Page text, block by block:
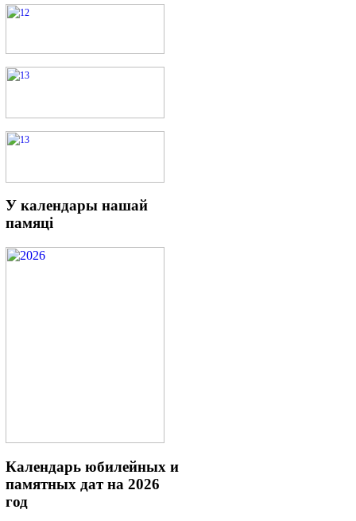
У календары нашай
памяці
Календарь юбилейных и
памятных дат на 2026
год